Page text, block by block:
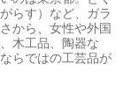
らす）など、ガラ
から、女性や外国
木工品、陶器な
らではの工芸品が